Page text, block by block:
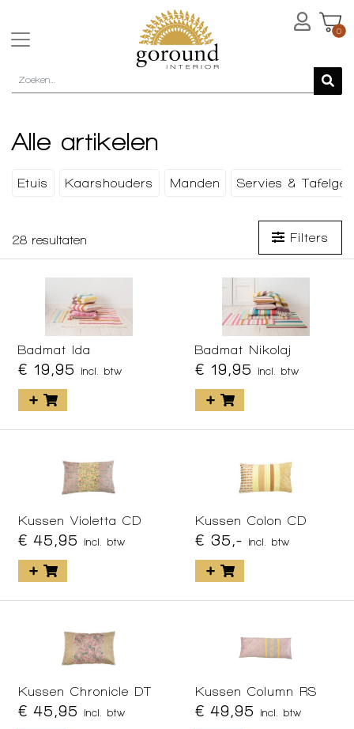
0
Alle artikelen
Etuis Kaarshouders Manden Servies &
28 resultaten Filters
Badmat Ida
€ 19,95 incl. btw
Badmat Nikolaj
€ 19,95 incl. btw
Kussen Violetta CD
€ 45,95 incl. btw
Kussen Colon CD
€ 35,- incl. btw
Kussen Chronicle DT
€ 45,95 incl. btw
Kussen Column RS
€ 49,95 incl. btw